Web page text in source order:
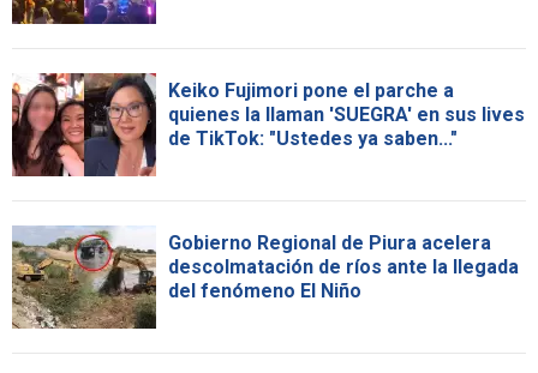
Keiko Fujimori pone el parche a
quienes la llaman 'SUEGRA' en sus lives
de TikTok: "Ustedes ya saben..."
Gobierno Regional de Piura acelera
descolmatación de ríos ante la llegada
del fenómeno El Niño